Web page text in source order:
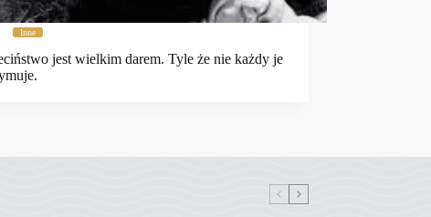
Inne
jest wielkim darem. Tyle że nie każdy je